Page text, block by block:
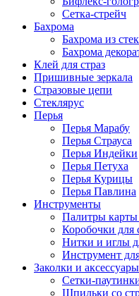
Сетка-стрейч
Бахрома
Бахрома из
Бахрома
Клей для страз
Пришивные зеркала
Cтразовые цепи
Стеклярус
Перья
Перья Марабу
Перья Страуса
Перья Индейки
Перья Петуха
Перья Курицы
Перья Павлина
Инструменты
Палитры карты
Коробочки для
Нитки и иглы
Инструмент
Заколки и
Сетки-
Шпильки со